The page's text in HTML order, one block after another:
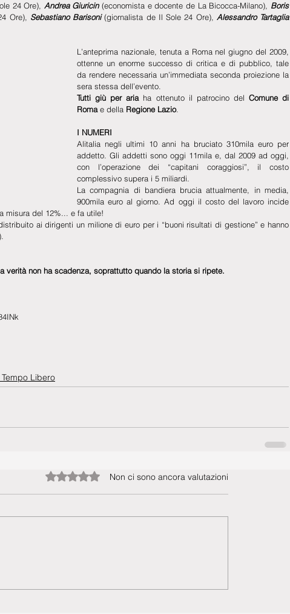
24 Ore), Andrea Giuricin (economista e docente de La Bicocca-Milano), Boris
Ore), Sebastiano Barisoni (giornalista de Il Sole 24 Ore), Alessandro Tartaglia
L’anteprima nazionale, tenuta a Roma nel giugno del 2009,
ottenne un enorme successo di critica e di pubblico, tale
da rendere necessaria un’immediata seconda proiezione la
sera stessa dell’evento.
Tutti giù per aria ha ottenuto il patrocino del Comune di
Roma e della Regione Lazio.
I NUMERI
Alitalia negli ultimi 10 anni ha bruciato 310mila euro per
addetto. Gli addetti sono oggi 11mila e, dal 2009 ad oggi,
con l’operazione dei “capitani coraggiosi”, il costo
complessivo supera i 5 miliardi.
La compagnia di bandiera brucia attualmente, in media,
900mila euro al giorno. Ad oggi il costo del lavoro incide
misura del 12%... e fa utile!
ai dirigenti un milione di euro per i “buoni risultati di gestione” e hanno
verità non ha scadenza, soprattutto quando la storia si ripete.
Tempo Libero
Valutazione 0 stelle su 5.Non ci sono ancora valutazioni